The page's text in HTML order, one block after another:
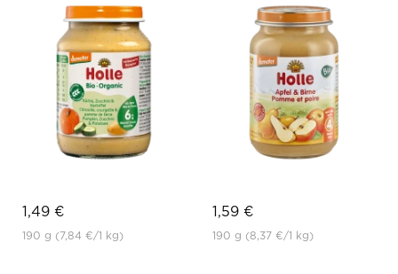
1,49 €
190 g (7,84 €/1 kg)
1,59 €
190 g (8,37 €/1 kg)